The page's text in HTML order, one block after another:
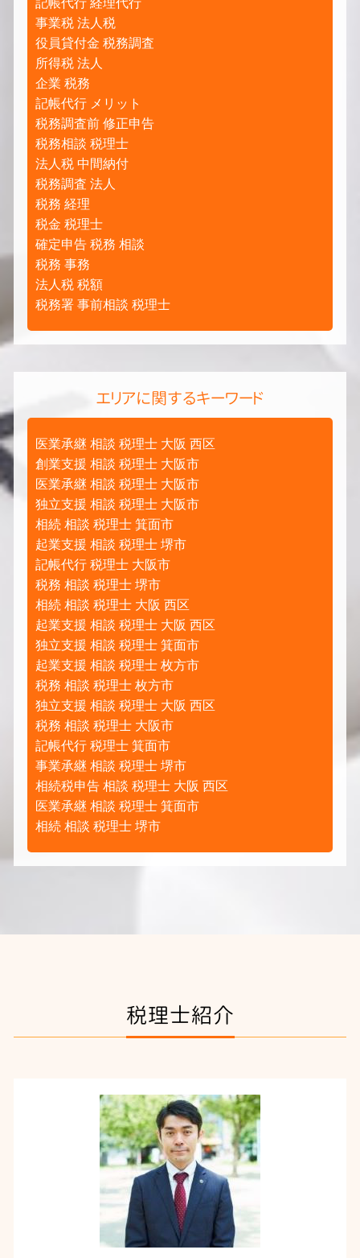
記帳代行 経理代行
事業税 法人税
役員貸付金 税務調査
所得税 法人
企業 税務
記帳代行 メリット
税務調査前 修正申告
税務相談 税理士
法人税 中間納付
税務調査 法人
税務 経理
税金 税理士
確定申告 税務 相談
税務 事務
法人税 税額
税務署 事前相談 税理士
エリアに関するキーワード
医業承継 相談 税理士 大阪 西区
創業支援 相談 税理士 大阪市
医業承継 相談 税理士 大阪市
独立支援 相談 税理士 大阪市
相続 相談 税理士 箕面市
起業支援 相談 税理士 堺市
記帳代行 税理士 大阪市
税務 相談 税理士 堺市
相続 相談 税理士 大阪 西区
起業支援 相談 税理士 大阪 西区
独立支援 相談 税理士 箕面市
起業支援 相談 税理士 枚方市
税務 相談 税理士 枚方市
独立支援 相談 税理士 大阪 西区
税務 相談 税理士 大阪市
記帳代行 税理士 箕面市
事業承継 相談 税理士 堺市
相続税申告 相談 税理士 大阪 西区
医業承継 相談 税理士 箕面市
相続 相談 税理士 堺市
税理士紹介